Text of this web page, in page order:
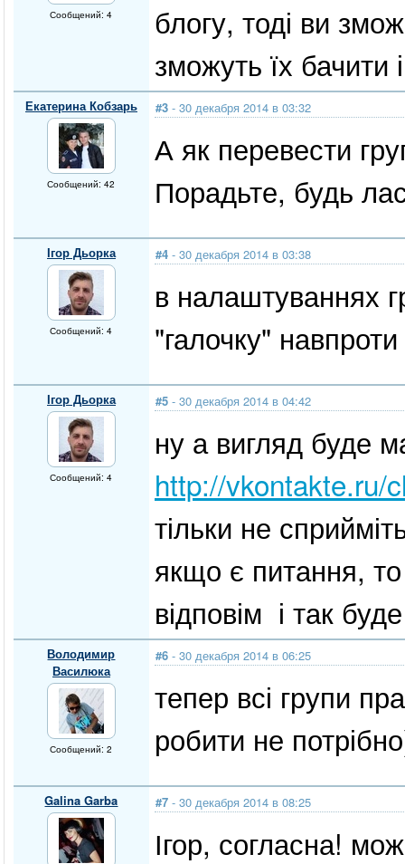
Сообщений: 4
блогу, тоді ви
зможуть їх бачити
Екатерина Кобзарь
Сообщений: 42
#3 - 30 декабря 2014 в 03:32
А як перевести
Порадьте, будь
Ігор Дьорка
Сообщений: 4
#4 - 30 декабря 2014 в 03:38
в налаштуваннях
"галочку"
Ігор Дьорка
Сообщений: 4
#5 - 30 декабря 2014 в 04:42
ну а вигляд буде
http://vkontakte.ru/
тільки не
якщо є питання,
відповім і так
Володимир
Василюка
Сообщений: 2
#6 - 30 декабря 2014 в 06:25
тепер всі групи
робити не
Galina Garba #7 - 30 декабря 2014 в 08:25
Ігор, согласна!